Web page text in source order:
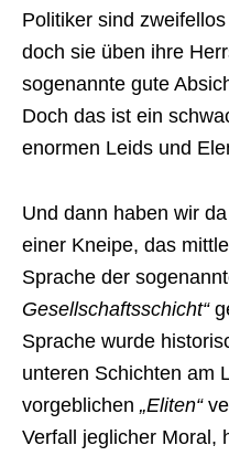
Politiker sind
doch sie üben ihre
sogenannte gute
Doch das ist ein
enormen Leids und
Und dann haben wir
einer Kneipe, das
Sprache der
Gesellschaftsschicht“
Sprache wurde
unteren Schichten am
vorgeblichen „Eliten“
Verfall jeglicher Moral,